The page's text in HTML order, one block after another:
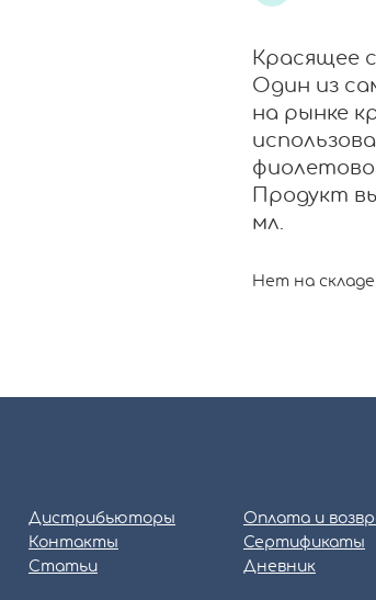
Красящее
Один из
на рынке
Продукт
мл.
Нет на складе
Дистрибьюторы
Оплата и
Контакты
Сертификаты
Статьи Дневник